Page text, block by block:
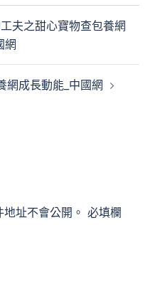
夫之甜心寶物查包養網
網
網成長動能_中國網
址不會公開。 必填欄